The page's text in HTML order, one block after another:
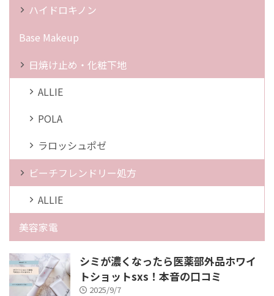
ハイドロキノン
Base Makeup
日焼け止め・化粧下地
ALLIE
POLA
ラロッシュポゼ
ビーチフレンドリー処方
ALLIE
美容家電
シミが濃くなったら医薬部外品ホワイ
トショットsxs！本音の口コミ
2025/9/7